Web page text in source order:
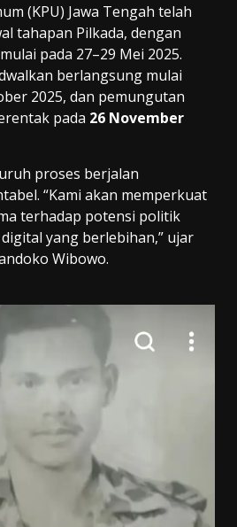
(KPU) Jawa Tengah telah
tahapan Pilkada, dengan
pada 27–29 Mei 2025.
berlangsung mulai
2025, dan pemungutan
pada 26 November
proses berjalan
“Kami akan memperkuat
terhadap potensi politik
yang berlebihan,” ujar
Wibowo.